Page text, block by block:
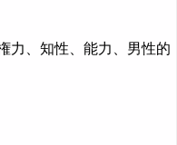
力、知性、能力、男性的